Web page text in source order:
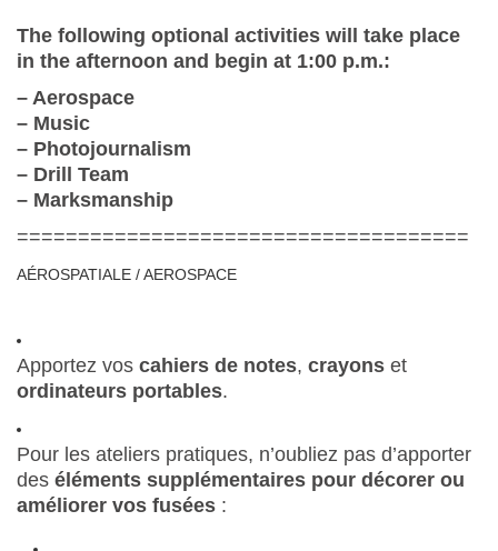
The following optional activities will take place
in the afternoon and begin at 1:00 p.m.:
– Aerospace
– Music
– Photojournalism
– Drill Team
– Marksmanship
=====================================
AÉROSPATIALE / AEROSPACE
Apportez vos cahiers de notes, crayons et
ordinateurs portables.
Pour les ateliers pratiques, n’oubliez pas d’apporter
des éléments supplémentaires pour décorer ou
améliorer vos fusées :